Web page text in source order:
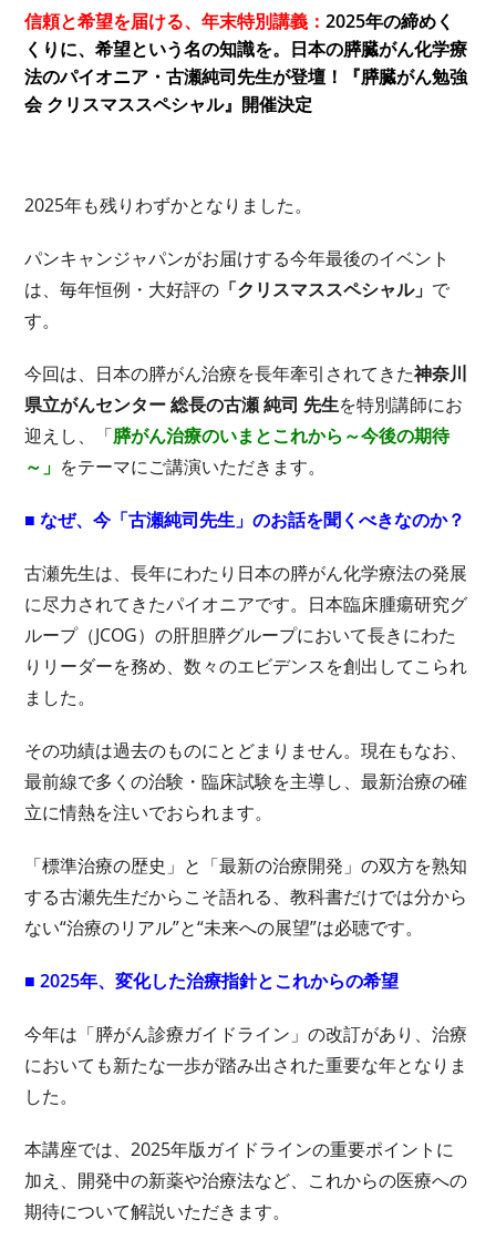
信頼と希望を届ける、年末特別講義：2025年の締めく
くりに、希望という名の知識を。日本の膵臓がん化学療
法のパイオニア・古瀬純司先生が登壇！『膵臓がん勉強
会 クリスマススペシャル』開催決定
2025年も残りわずかとなりました。
パンキャンジャパンがお届けする今年最後のイベント
は、毎年恒例・大好評の 「クリスマススペシャル」 で
す。
今回は、日本の膵がん治療を長年牽引されてきた神奈川
県立がんセンター 総長の古瀬 純司 先生を特別講師にお
迎えし、「膵がん治療のいまとこれから～今後の期待
～」 をテーマにご講演いただきます。
■ なぜ、今「古瀬純司先生」のお話を聞くべきなのか？
古瀬先生は、長年にわたり日本の膵がん化学療法の発展
に尽力されてきたパイオニアです。日本臨床腫瘍研究グ
ループ（JCOG）の肝胆膵グループにおいて長きにわた
りリーダーを務め、数々のエビデンスを創出してこられ
ました。
その功績は過去のものにとどまりません。現在もなお、
最前線で多くの治験・臨床試験を主導し、最新治療の確
立に情熱を注いでおられます。
「標準治療の歴史」と「最新の治療開発」の双方を熟知
する古瀬先生だからこそ語れる、教科書だけでは分から
ない“治療のリアル”と“未来への展望”は必聴です。
■ 2025年、変化した治療指針とこれからの希望
今年は「膵がん診療ガイドライン」の改訂があり、治療
においても新たな一歩が踏み出された重要な年となりま
した。
本講座では、2025年版ガイドラインの重要ポイントに
加え、開発中の新薬や治療法など、これからの医療への
期待について解説いただきます。